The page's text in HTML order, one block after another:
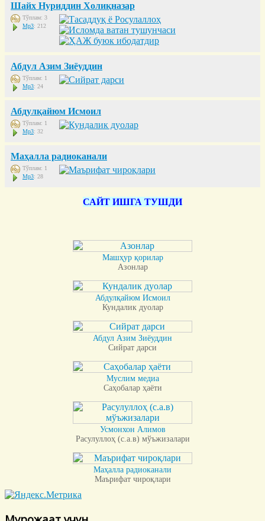
Шайх Нуриддин Холиқназар
Тўплам: 3
Mp3: 212
Абдул Азим Зиёуддин
Тўплам: 1
Mp3: 24
Абдулқайюм Исмоил
Тўплам: 1
Mp3: 32
Маҳалла радиоканали
Тўплам: 1
Mp3: 28
САЙТ ИШГА ТУШДИ
Машҳур қорилар
Азонлар
Абдулқайюм Исмоил
Кундалик дуолар
Абдул Азим Зиёуддин
Сийрат дарси
Муслим медиа
Саҳобалар ҳаёти
Усмонхон Алимов
Расулуллоҳ (с.а.в) мўъжизалари
Маҳалла радиоканали
Маърифат чироқлари